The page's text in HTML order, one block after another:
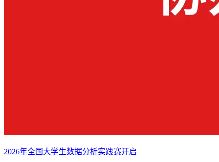
2026年全国大学生数据分析实践赛开启